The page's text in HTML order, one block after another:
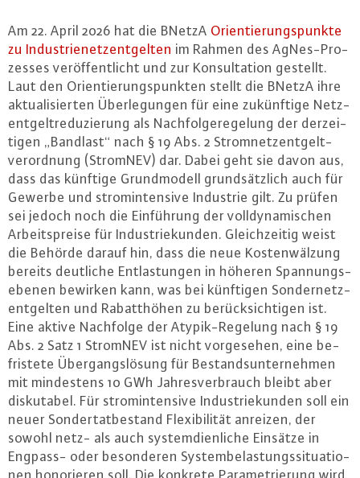
Am 22. April 2026 hat die BNetzA Ori­en­tie­rungs­punk­te
zu In­dus­trie­netz­ent­gel­ten im Rahmen des AgNes-Pro­
zes­ses ver­öf­fent­licht und zur Kon­sul­ta­ti­on gestellt.
Laut den Ori­en­tie­rungs­punk­ten stellt die BNetzA ihre
ak­tua­li­sier­ten Über­le­gun­gen für eine zu­künf­ti­ge Netz­
ent­gelt­re­du­zie­rung als Nach­fol­ge­re­ge­lung der der­zei­
ti­gen „Bandlast“ nach § 19 Abs. 2 Strom­netz­ent­gelt­
ver­ord­nung (StromNEV) dar. Dabei geht sie davon aus,
dass das künftige Grund­mo­dell grund­sätz­lich auch für
Gewerbe und strom­in­ten­si­ve Industrie gilt. Zu prüfen
sei jedoch noch die Ein­füh­rung der voll­dy­na­mi­schen
Ar­beits­prei­se für In­dus­trie­kun­den. Gleich­zei­tig weist
die Behörde darauf hin, dass die neue Kos­ten­wäl­zung
bereits deutliche Ent­las­tun­gen in höheren Span­nungs­
ebe­nen bewirken kann, was bei künftigen Son­der­netz­
ent­gel­ten und Ra­batt­hö­hen zu be­rück­sich­ti­gen ist.
Eine aktive Nachfolge der Aty­pik-Re­ge­lung nach § 19
Abs. 2 Satz 1 StromNEV ist nicht vor­ge­se­hen, eine be­
fris­te­te Über­gangs­lö­sung für Be­stands­un­ter­neh­men
mit min­des­tens 10 GWh Jah­res­ver­brauch bleibt aber
dis­ku­ta­bel. Für strom­in­ten­si­ve In­dus­trie­kun­den soll ein
neuer Son­der­tat­be­stand Fle­xi­bi­li­tät anreizen, der
sowohl netz- als auch sys­tem­dien­li­che Einsätze in
Engpass- oder be­son­de­ren Sys­tem­be­las­tungs­si­tua­tio­
nen ho­no­rie­ren soll. Die konkrete Pa­ra­me­trie­rung wird